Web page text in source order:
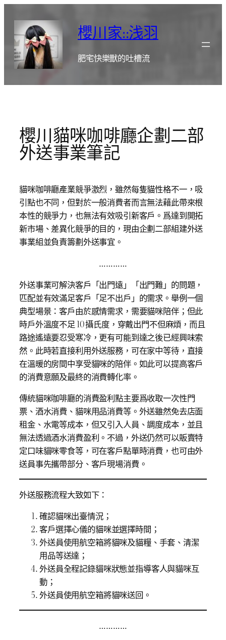
櫻川家::浅羽
肥宅快樂獸的吐槽流
櫻川貓咪咖啡廳企劃二部
外送事業筆記
貓咪咖啡廳產業競爭激烈，雖然每隻貓性格不一，吸
引點也不同，但對於一般消費者而言無法藉此帶來根
本性的競爭力，也無法有效吸引新客戶。爲達到開拓
新市場、差異化競爭的目的，現由企劃二部組建外送
事業組並負責籌劃外送事宜。
…………
外送事業可解決客戶「出門遠」「出門難」的問題，
匹配並有效滿足客戶「足不出戶」的需求。舉例一個
典型場景：客戶由於感情需求，需要貓咪陪伴；但此
時戶外溫度不足 10 攝氏度，穿戴出門不但麻煩，而且
路途遙遠要忍受寒冷，更有可能到達之後已經興味索
然。此時若直接利用外送服務，可在家中等待，直接
在溫暖的房間中享受貓咪的陪伴。如此可以提高客戶
的消費意願及最終的消費轉化率。
傳統貓咪咖啡廳的消費盈利點主要爲收取一次性門
票、酒水消費、貓咪用品消費等。外送雖然免去店面
租金、水電等成本，但又引入人員、調度成本，並且
無法透過酒水消費盈利。不過，外送仍然可以販賣特
定口味貓咪零食等，可在客戶點單時消費，也可由外
送員事先攜帶部分、客戶現場消費。
外送服務流程大致如下：
確認貓咪出臺情況；
客戶選擇心儀的貓咪並選擇時間；
外送員使用航空箱將貓咪及貓糧、手套、清潔
用品等送達；
外送員全程記錄貓咪狀態並指導客人與貓咪互
動；
外送員使用航空箱將貓咪送回。
…………